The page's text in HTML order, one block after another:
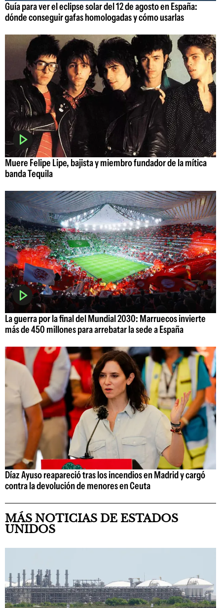
Guía para ver el eclipse solar del 12 de agosto en España:
dónde conseguir gafas homologadas y cómo usarlas
Muere Felipe Lipe, bajista y miembro fundador de la mítica
banda Tequila
La guerra por la final del Mundial 2030: Marruecos invierte
más de 450 millones para arrebatar la sede a España
Díaz Ayuso reapareció tras los incendios en Madrid y cargó
contra la devolución de menores en Ceuta
MÁS NOTICIAS DE ESTADOS
UNIDOS